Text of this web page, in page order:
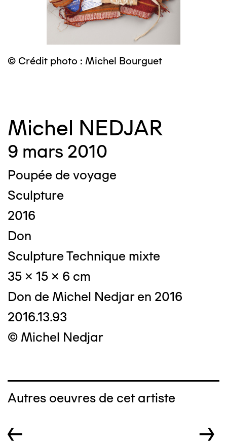
© Crédit photo : Michel Bourguet
Michel NEDJAR
9 mars 2010
Poupée de voyage
Sculpture
2016
Don
Sculpture Technique mixte
35 x 15 x 6 cm
Don de Michel Nedjar en 2016
2016.13.93
© Michel Nedjar
Autres oeuvres de cet artiste
← →